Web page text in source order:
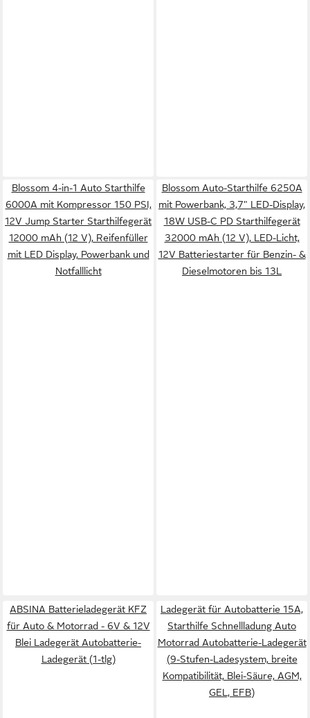
Blossom 4-in-1 Auto Starthilfe
6000A mit Kompressor 150 PSI,
12V Jump Starter Starthilfegerät
12000 mAh (12 V), Reifenfüller
mit LED Display, Powerbank und
Notfalllicht
Blossom Auto-Starthilfe 6250A
mit Powerbank, 3,7" LED-Display,
18W USB-C PD Starthilfegerät
32000 mAh (12 V), LED-Licht,
12V Batteriestarter für Benzin- &
Dieselmotoren bis 13L
ABSINA Batterieladegerät KFZ
für Auto & Motorrad - 6V & 12V
Blei Ladegerät Autobatterie-
Ladegerät (1-tlg)
Ladegerät für Autobatterie 15A,
Starthilfe Schnellladung Auto
Motorrad Autobatterie-Ladegerät
(9-Stufen-Ladesystem, breite
Kompatibilität, Blei-Säure, AGM,
GEL, EFB)